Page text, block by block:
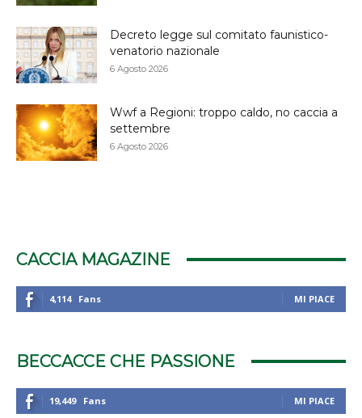
Decreto legge sul comitato faunistico-
venatorio nazionale
6 Agosto 2026
Wwf a Regioni: troppo caldo, no caccia a
settembre
6 Agosto 2026
CACCIA MAGAZINE
4,114 Fans MI PIACE
BECCACCE CHE PASSIONE
19,449 Fans MI PIACE